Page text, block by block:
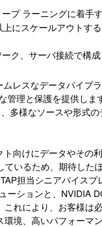
プ ラーニングに着手
にスケールアウトす
ク、サーバ接続で構
レスなデータパイプ
理と保護を提供しま
多様なソースや形式
向けにデータやその
いるため、期待した
担当シニアバイス
ーションと、NVIDIA
れにより、お客様は
境、高いパフォーマ